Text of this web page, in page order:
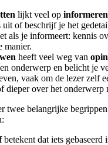
lijkt veel op informeren
uit of beschrijf je het
als je informeert: kennis
manier.
heeft veel weg van
onderwerp en belicht je
vaak om de lezer zelf
dieper over het onderwerp
twee belangrijke
betekent dat iets gebaseerd